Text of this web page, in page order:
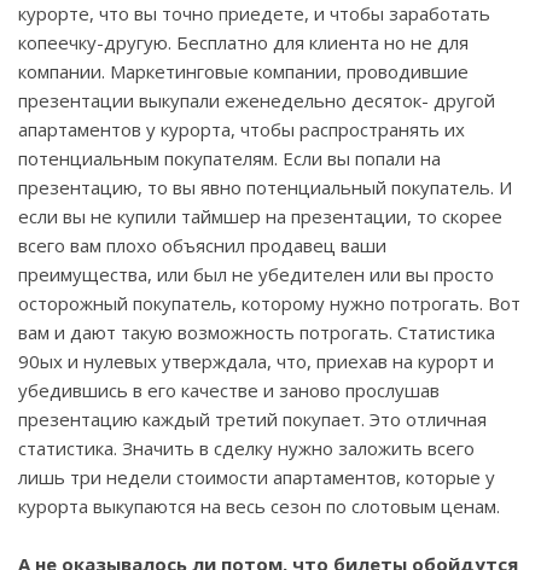
курорте, что вы точно приедете, и чтобы заработать
копеечку-другую. Бесплатно для клиента но не для
компании. Маркетинговые компании, проводившие
презентации выкупали еженедельно десяток- другой
апартаментов у курорта, чтобы распространять их
потенциальным покупателям. Если вы попали на
презентацию, то вы явно потенциальный покупатель. И
если вы не купили таймшер на презентации, то скорее
всего вам плохо объяснил продавец ваши
преимущества, или был не убедителен или вы просто
осторожный покупатель, которому нужно потрогать. Вот
вам и дают такую возможность потрогать. Статистика
90ых и нулевых утверждала, что, приехав на курорт и
убедившись в его качестве и заново прослушав
презентацию каждый третий покупает. Это отличная
статистика. Значить в сделку нужно заложить всего
лишь три недели стоимости апартаментов, которые у
курорта выкупаются на весь сезон по слотовым ценам.
А не оказывалось ли потом, что билеты обойдутся